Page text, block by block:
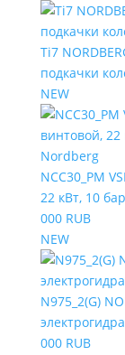
Ti7
подкачки
NEW
NCC30_PM
22 кВт, 10
000 RUB
NEW
N975_2(G)
000 RUB